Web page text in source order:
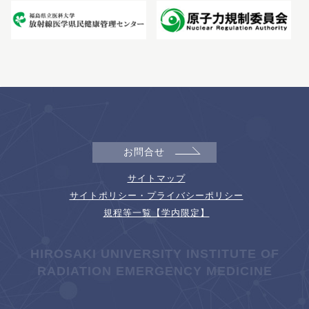
お問合せ
サイトマップ
サイトポリシー・プライバシーポリシー
規程等一覧【学内限定】
HIROSAKI UNIVERSITY INSTITUTE OF
RADIATION EMERGENCY MEDICINE